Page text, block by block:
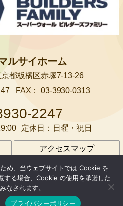
Mastodon
Email
共
ルサイホーム
京都板橋区赤塚7-13-26
FAX： 03-3930-0313
2247
定休日： 日曜・祝日
アクセスマップ
め、当ウェブサイトでは Cookie を
する場合、Cookie の使用を承諾した
なされます。
プライバシーポリシー